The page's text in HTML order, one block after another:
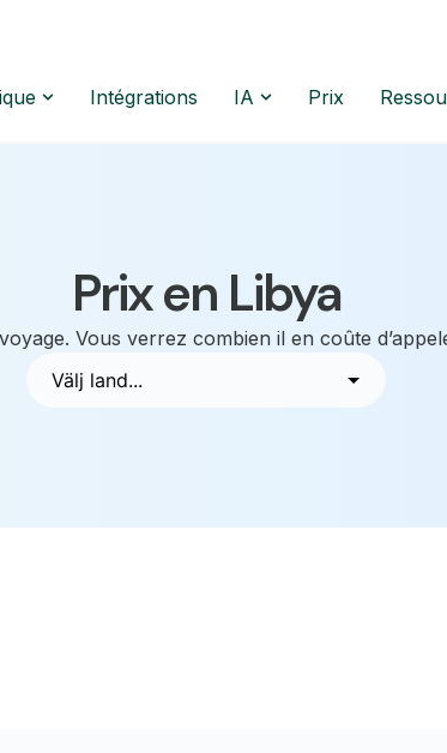
Intégrations IA Prix
Prix en Libya
Vous verrez combien il en coûte